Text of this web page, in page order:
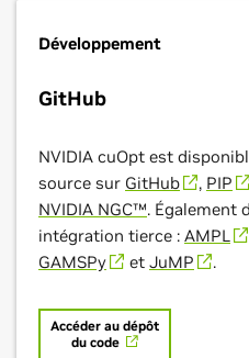
Développement
GitHub
NVIDIA cuOpt est
source sur GitHub , PIP
NVIDIA NGC™. Également
intégration tierce : AMPL
GAMSPy
et JuMP .
Accéder au dépôt
du code